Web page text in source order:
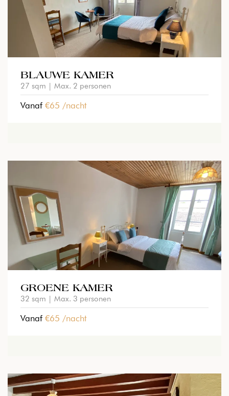
BLAUWE KAMER
27 sqm | Max. 2 personen
Vanaf €65 /nacht
GROENE KAMER
32 sqm | Max. 3 personen
Vanaf €65 /nacht